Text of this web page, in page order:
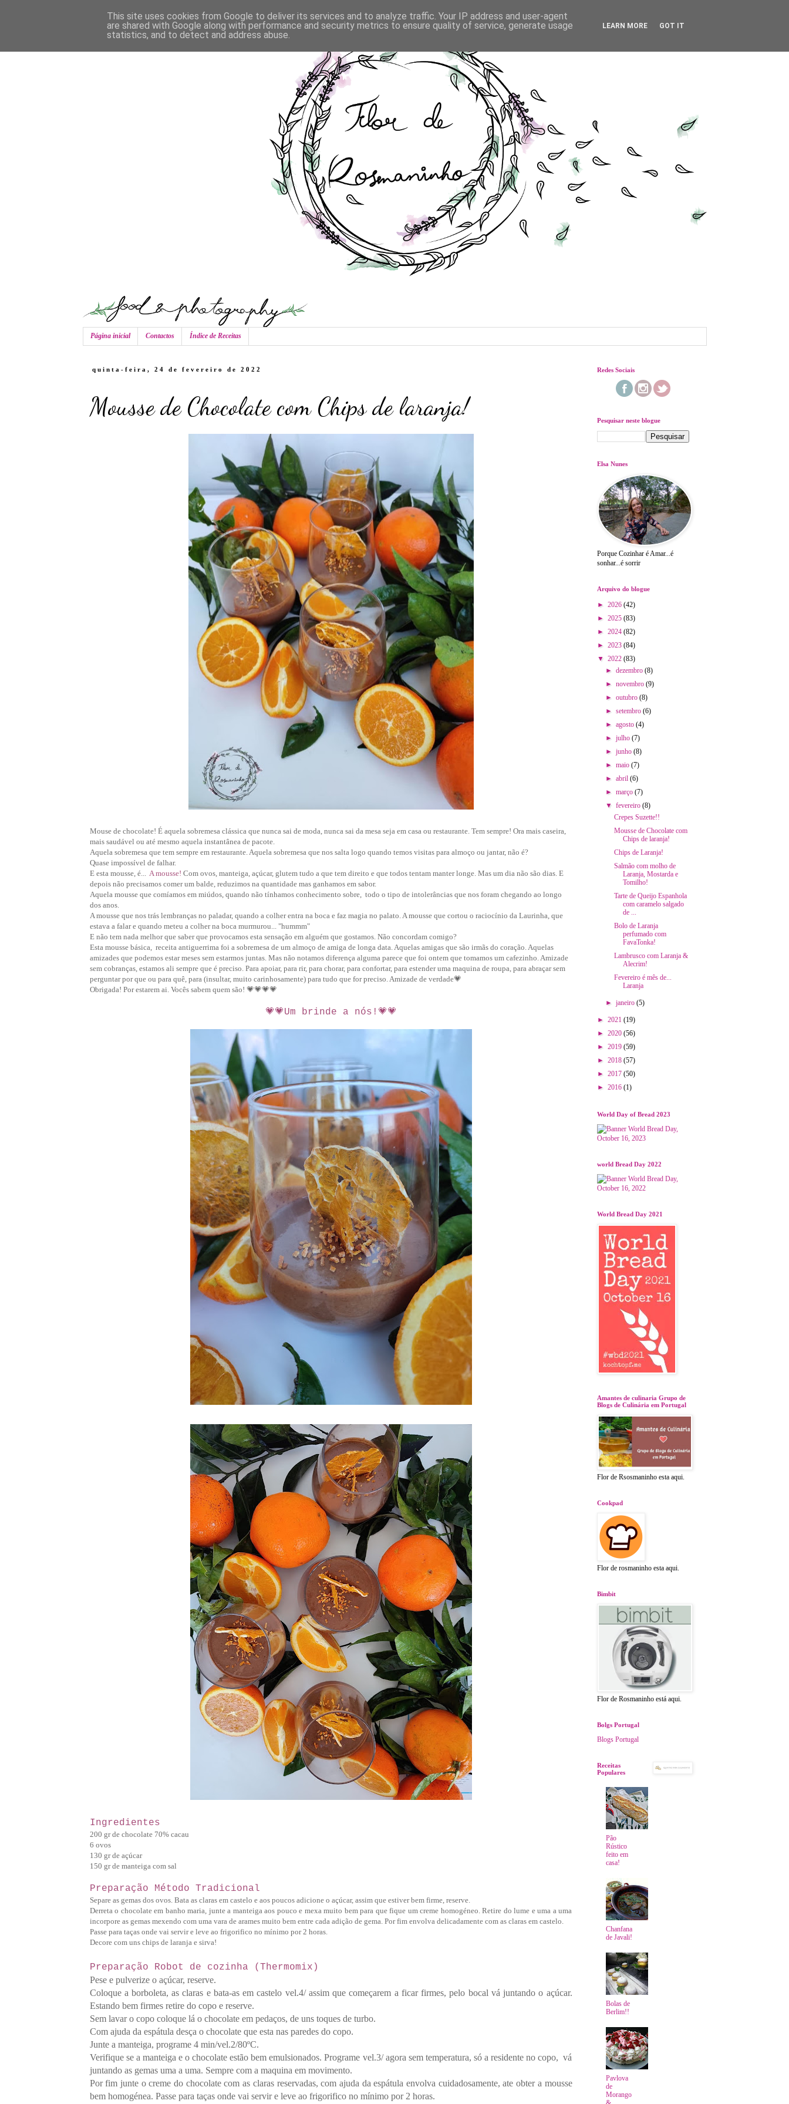
Página inicial Contactos Índice de Receitas
quinta-feira, 24 de fevereiro de 2022
Mousse de Chocolate com Chips de laranja!
Mouse de chocolate! É aquela sobremesa clássica que nunca sai de moda, nunca sai da mesa seja em casa ou restaurante. Tem sempre! Ora mais caseira,
mais saudável ou até mesmo aquela instantânea de pacote.
Aquela sobremesa que tem sempre em restaurante. Aquela sobremesa que nos salta logo quando temos visitas para almoço ou jantar, não é?
Quase impossível de falhar.
E esta mousse, é... A mousse! Com ovos, manteiga, açúcar, glutem tudo a que tem direito e que todos tentam manter longe. Mas um dia não são dias. E
depois não precisamos comer um balde, reduzimos na quantidade mas ganhamos em sabor.
Aquela mousse que comíamos em miúdos, quando não tínhamos conhecimento sobre, todo o tipo de intolerâncias que nos foram chegando ao longo
dos anos.
A mousse que nos trás lembranças no paladar, quando a colher entra na boca e faz magia no palato. A mousse que cortou o raciocínio da Laurinha, que
estava a falar e quando meteu a colher na boca murmurou... "hummm"
E não tem nada melhor que saber que provocamos esta sensação em alguém que gostamos. Não concordam comigo?
Esta mousse básica, receita antiguerrima foi a sobremesa de um almoço de amiga de longa data. Aquelas amigas que são irmãs do coração. Aquelas
amizades que podemos estar meses sem estarmos juntas. Mas não notamos diferença alguma parece que foi ontem que tomamos um cafezinho. Amizade
sem cobranças, estamos ali sempre que é preciso. Para apoiar, para rir, para chorar, para confortar, para estender uma maquina de roupa, para abraçar sem
perguntar por que ou para quê, para (insultar, muito carinhosamente) para tudo que for preciso. Amizade de verdade💗
Obrigada! Por estarem ai. Vocês sabem quem são! 💗💗💗💗
💗💗Um brinde a nós!💗💗
Ingredientes
200 gr de chocolate 70% cacau
6 ovos
130 gr de açúcar
150 gr de manteiga com sal
Preparação Método Tradicional
Separe as gemas dos ovos. Bata as claras em castelo e aos poucos adicione o açúcar, assim que estiver bem firme, reserve.
Derreta o chocolate em banho maria, junte a manteiga aos pouco e mexa muito bem para que fique um creme homogéneo. Retire do lume e uma a uma
incorpore as gemas mexendo com uma vara de arames muito bem entre cada adição de gema. Por fim envolva delicadamente com as claras em castelo.
Passe para taças onde vai servir e leve ao frigorifico no mínimo por 2 horas.
Decore com uns chips de laranja e sirva!
Preparação Robot de cozinha (Thermomix)
Pese e pulverize o açúcar, reserve.
Coloque a borboleta, as claras e bata-as em castelo vel.4/ assim que começarem a ficar firmes, pelo bocal vá juntando o açúcar.
Estando bem firmes retire do copo e reserve.
Sem lavar o copo coloque lá o chocolate em pedaços, de uns toques de turbo.
Com ajuda da espátula desça o chocolate que esta nas paredes do copo.
Junte a manteiga, programe 4 min/vel.2/80ºC.
Verifique se a manteiga e o chocolate estão bem emulsionados. Programe vel.3/ agora sem temperatura, só a residente no copo, vá
juntando as gemas uma a uma. Sempre com a maquina em movimento.
Por fim junte o creme do chocolate com as claras reservadas, com ajuda da espátula envolva cuidadosamente, ate obter a mousse
bem homogénea. Passe para taças onde vai servir e leve ao frigorifico no mínimo por 2 horas.
Redes Sociais
Pesquisar neste blogue
Elsa Nunes
Porque Cozinhar é Amar...é
sonhar...é sorrir
Arquivo do blogue
► 2026 (42)
► 2025 (83)
► 2024 (82)
► 2023 (84)
▼ 2022 (83)
► dezembro (8)
► novembro (9)
► outubro (8)
► setembro (6)
► agosto (4)
► julho (7)
► junho (8)
► maio (7)
► abril (6)
► março (7)
▼ fevereiro (8)
Crepes Suzette!!
Mousse de Chocolate com
Chips de laranja!
Chips de Laranja!
Salmão com molho de
Laranja, Mostarda e
Tomilho!
Tarte de Queijo Espanhola
com caramelo salgado
de ...
Bolo de Laranja
perfumado com
FavaTonka!
Lambrusco com Laranja &
Alecrim!
Fevereiro é mês de...
Laranja
► janeiro (5)
► 2021 (19)
► 2020 (56)
► 2019 (59)
► 2018 (57)
► 2017 (50)
► 2016 (1)
World Day of Bread 2023
world Bread Day 2022
World Bread Day 2021
Amantes de culinaria Grupo de
Blogs de Culinária em Portugal
Flor de Rsosmaninho esta aqui.
Cookpad
Flor de rosmaninho esta aqui.
Bimbit
Flor de Rosmaninho está aqui.
Bolgs Portugal
Blogs Portugal
Receitas
Populares
Pão
Rústico
feito em
casa!
Chanfana
de Javali!
Bolas de
Berlim!!
Pavlova
de
Morango
This site uses cookies from Google to deliver its services and to analyze traffic. Your IP address and user-agent
are shared with Google along with performance and security metrics to ensure quality of service, generate usage
statistics, and to detect and address abuse.
LEARN MORE GOT IT